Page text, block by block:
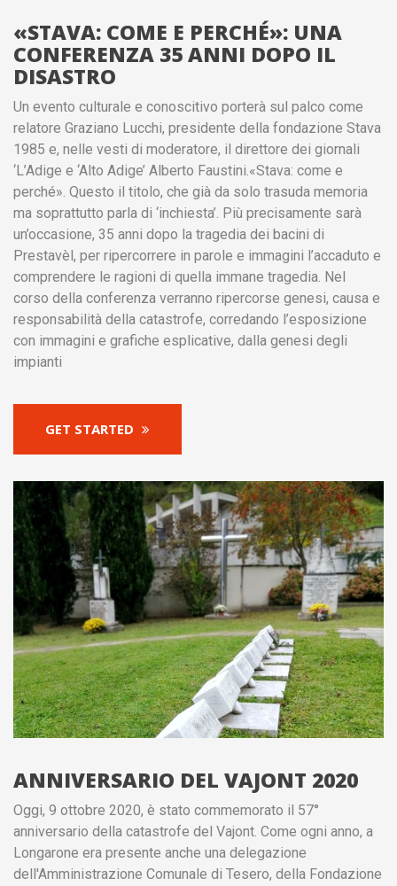
«STAVA: COME E PERCHÉ»: UNA
CONFERENZA 35 ANNI DOPO IL
DISASTRO
Un evento culturale e conoscitivo porterà sul palco come
relatore Graziano Lucchi, presidente della fondazione Stava
1985 e, nelle vesti di moderatore, il direttore dei giornali
‘L’Adige e ‘Alto Adige’ Alberto Faustini.«Stava: come e
perché». Questo il titolo, che già da solo trasuda memoria
ma soprattutto parla di ‘inchiesta’. Più precisamente sarà
un’occasione, 35 anni dopo la tragedia dei bacini di
Prestavèl, per ripercorrere in parole e immagini l’accaduto e
comprendere le ragioni di quella immane tragedia. Nel
corso della conferenza verranno ripercorse genesi, causa e
responsabilità della catastrofe, corredando l’esposizione
con immagini e grafiche esplicative, dalla genesi degli
impianti
GET STARTED
ANNIVERSARIO DEL VAJONT 2020
Oggi, 9 ottobre 2020, è stato commemorato il 57°
anniversario della catastrofe del Vajont. Come ogni anno, a
Longarone era presente anche una delegazione
dell'Amministrazione Comunale di Tesero, della Fondazione